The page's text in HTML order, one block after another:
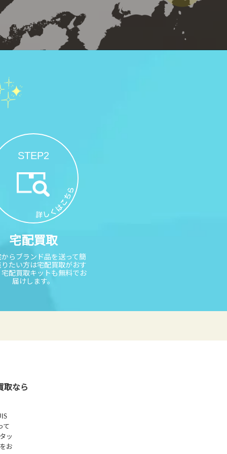
STEP2
宅配買取
からブランド品を送って簡
たい方は宅配買取がおす
宅配買取キットも無料でお
届けします。
取なら
て
ッ
お